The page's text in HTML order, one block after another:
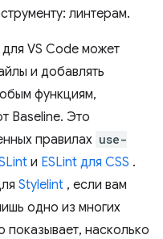
линтерам.
для VS Code может
и добавлять
функциям,
Baseline. Это
правилах use-
и ESLint для CSS .
Stylelint , если вам
одно из многих
насколько